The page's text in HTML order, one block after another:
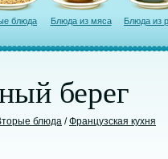
блюда Блюда из мяса Блюда из
берег
блюда /Французская кухня